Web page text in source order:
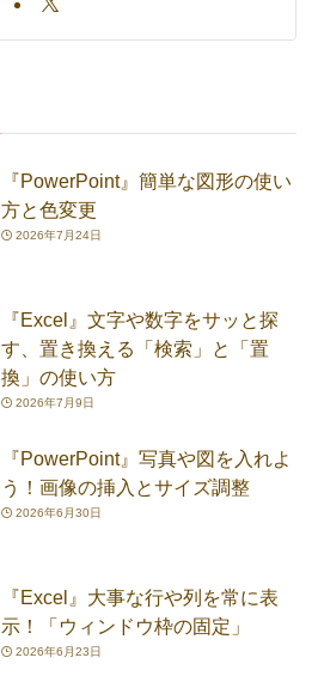
『PowerPoint』簡単な図形の使い
方と色変更
2026年7月24日
『Excel』文字や数字をサッと探
す、置き換える「検索」と「置
換」の使い方
2026年7月9日
『PowerPoint』写真や図を入れよ
う！画像の挿入とサイズ調整
2026年6月30日
『Excel』大事な行や列を常に表
示！「ウィンドウ枠の固定」
2026年6月23日